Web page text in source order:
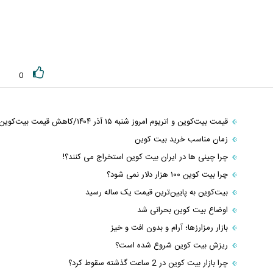
0
قیمت بیت‌کوین و اتریوم امروز شنبه ۱۵ آذر ۱۴۰۴/کاهش قیمت بیت‌کوین
زمان مناسب خرید بیت کوین
چرا چینی ها در ایران بیت کوین استخراج می‌ کنند؟!
چرا بیت کوین ۱۰۰ هزار دلار نمی شود؟
بیت‌کوین به پایین‌ترین قیمت یک‌ ساله رسید
اوضاع بیت کوین بحرانی شد
بازار رمزارزها؛ آرام و بدون افت و خیز
ریزش بیت کوین شروع شده است؟
چرا بازار بیت کوین در 2 ساعت گذشته سقوط کرد؟